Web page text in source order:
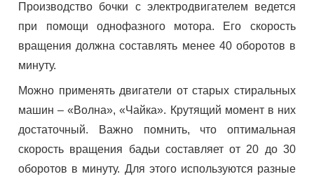
Производство бочки с электродвигателем ведется
при помощи однофазного мотора. Его скорость
вращения должна составлять менее 40 оборотов в
минуту.
Можно применять двигатели от старых стиральных
машин – «Волна», «Чайка». Крутящий момент в них
достаточный. Важно помнить, что оптимальная
скорость вращения бадьи составляет от 20 до 30
оборотов в минуту. Для этого используются разные